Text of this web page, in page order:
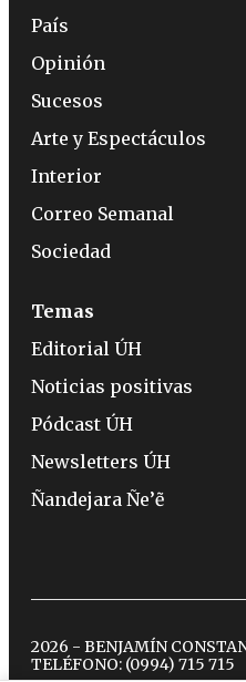
País
Opinión
Sucesos
Arte y Espectáculos
Interior
Correo Semanal
Sociedad
Temas
Editorial ÚH
Noticias positivas
Pódcast ÚH
Newsletters ÚH
Ñandejara Ñe’ẽ
2026 - BENJAMÍN
TELÉFONO: (0994) 715 715